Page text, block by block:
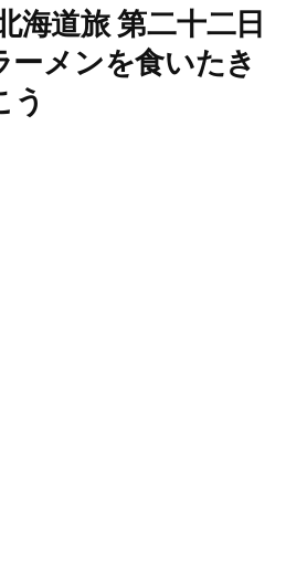
海道旅 第二十二日
ーメンを食いたき
う